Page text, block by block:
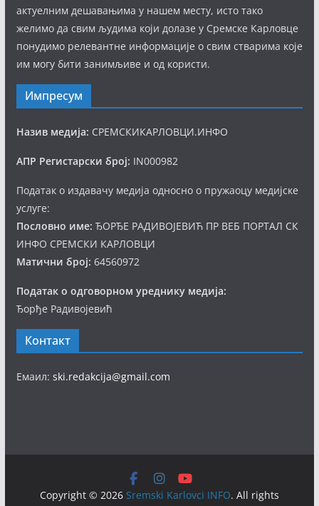
актуелним дешавањима у нашем месту, исто тако
желимо да свим људима који долазе у Сремске Карловце
понудимо релевантне информације о свим стварима које
им могу бити занимљиве и од користи.
Импресум
Назив медија: СРЕМСКИКАРЛОВЦИ.ИНФО
АПР Регистарски број: IN000982
Податак о издавачу медија односно о пружаоцу медијске
услуге:
Пословно име: ЂОРЂЕ РАДИВОЈЕВИЋ ПР ВЕБ ПОРТАЛ СК
ИНФО СРЕМСКИ КАРЛОВЦИ
Матични број: 64560972
Податак о одговорном уреднику медија:
Ђорђе Радивојевић
Контакт
Емаил: ski.redakcija@gmail.com
Copyright © 2026 Sremski Karlovci INFO. All rights